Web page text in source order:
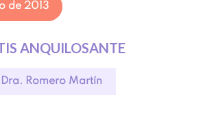
de 2013
ANQUILOSANTE
Romero Martín